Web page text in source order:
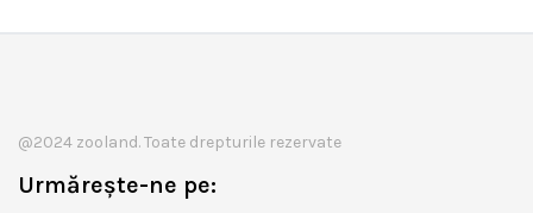
@2024 zooland. Toate drepturile rezervate
Urmărește-ne pe: